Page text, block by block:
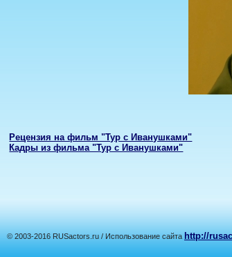
Рецензия на фильм "Тур с Иванушками"
Кадры из фильма "Тур с Иванушками"
© 2003-2016 RUSactors.ru / Использование сайта http://